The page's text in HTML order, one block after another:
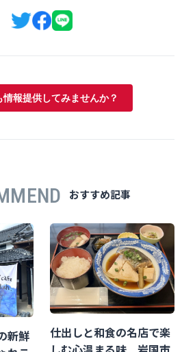
情報提供してみませんか？
おすすめ記事
新鮮
仕出しと和食の名店で楽